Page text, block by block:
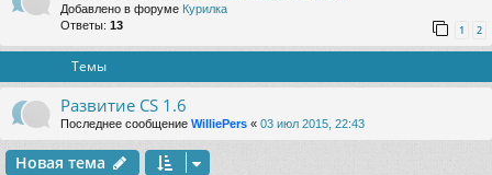
Добавлено в форуме Курилка
Ответы: 13 1 2
Темы
Развитие CS 1.6
Последнее сообщение WilliePers « 03 июл 2015, 22:43
Новая тема